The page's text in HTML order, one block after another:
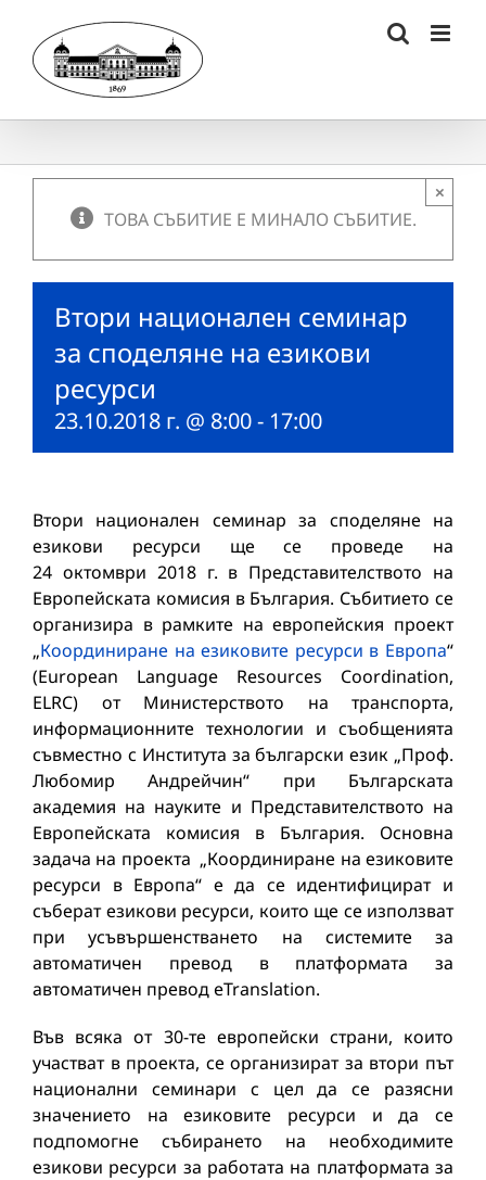
content
ТОВА СЪБИТИЕ Е МИНАЛО СЪБИТИЕ.
×
Втори национален семинар
за споделяне на езикови
ресурси
23.10.2018 г. @ 8:00- 17:00
Втори национален семинар за споделяне на
езикови ресурси ще се проведе на
24 октомври 2018 г. в Представителството на
Европейската комисия в България. Събитието се
организира в рамките на европейския проект
„Координиране на езиковите ресурси в Европа“
(European Language Resources Coordination,
ELRC) от Министерството на транспорта,
информационните технологии и съобщенията
съвместно с Института за български език „Проф.
Любомир Андрейчин“ при Българската
академия на науките и Представителството на
Европейската комисия в България. Основна
задача на проекта „Координиране на езиковите
ресурси в Европа“ е да се идентифицират и
съберат езикови ресурси, които ще се използват
при усъвършенстването на системите за
автоматичен превод в платформата за
автоматичен превод eTranslation.
Във всяка от 30-те европейски страни, които
участват в проекта, се организират за втори път
национални семинари с цел да се разясни
значението на езиковите ресурси и да се
подпомогне събирането на необходимите
езикови ресурси за работата на платформата за